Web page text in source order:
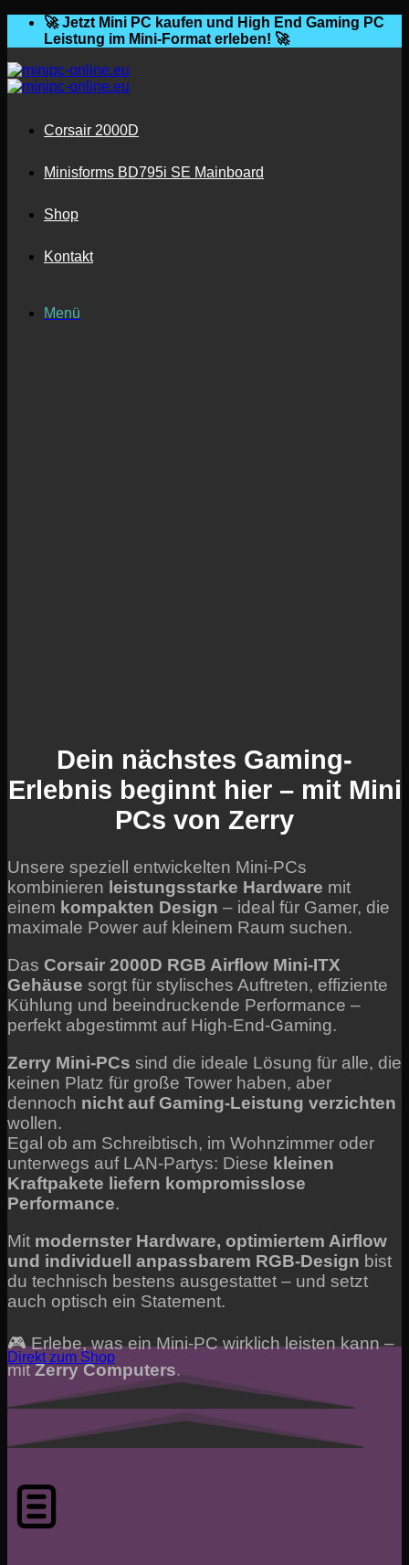
Zum
🚀 Jetzt Mini PC kaufen und High End Gaming PC
Leistung im Mini-Format erleben! 🚀
Corsair 2000D
Minisforms BD795i SE Mainboard
Shop
Kontakt
Menü
Dein nächstes Gaming-
Erlebnis beginnt hier – mit Mini
PCs von Zerry
Unsere speziell entwickelten Mini-PCs
kombinieren leistungsstarke Hardware mit
einem kompakten Design – ideal für Gamer, die
maximale Power auf kleinem Raum suchen.
Das Corsair 2000D RGB Airflow Mini-ITX
Gehäuse sorgt für stylisches Auftreten, effiziente
Kühlung und beeindruckende Performance –
perfekt abgestimmt auf High-End-Gaming.
Zerry Mini-PCs sind die ideale Lösung für alle, die
keinen Platz für große Tower haben, aber
dennoch nicht auf Gaming-Leistung verzichten
wollen.
Egal ob am Schreibtisch, im Wohnzimmer oder
unterwegs auf LAN-Partys: Diese kleinen
Kraftpakete liefern kompromisslose
Performance.
Mit modernster Hardware, optimiertem Airflow
und individuell anpassbarem RGB-Design bist
du technisch bestens ausgestattet – und setzt
auch optisch ein Statement.
🎮 Erlebe, was ein Mini-PC wirklich leisten kann –
mitZerry Computers.
Direkt zum Shop